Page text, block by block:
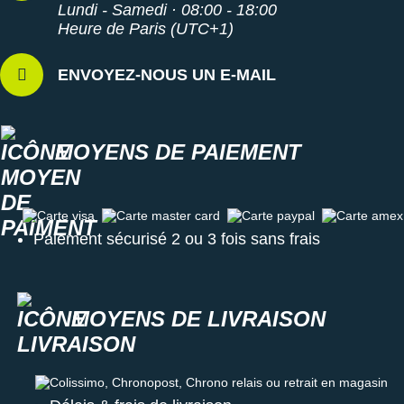
Lundi - Samedi · 08:00 - 18:00
Heure de Paris (UTC+1)
ENVOYEZ-NOUS UN E-MAIL
MOYENS DE PAIEMENT
Carte visa Carte master card Carte paypal Carte amex
Paiement sécurisé 2 ou 3 fois sans frais
MOYENS DE LIVRAISON
Colissimo, Chronopost, Chrono relais ou retrait en magasin